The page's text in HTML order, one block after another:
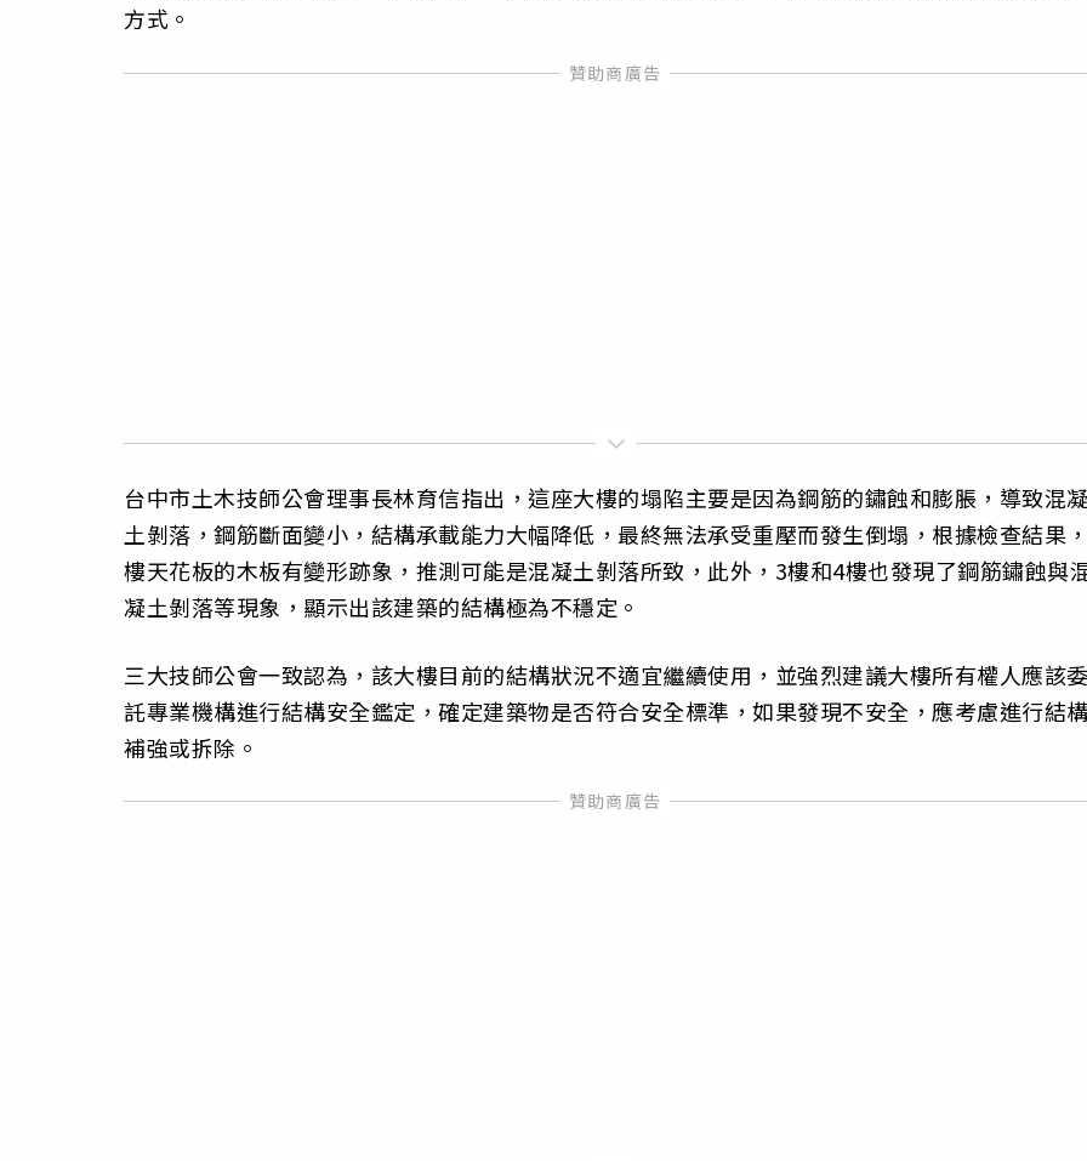
方式。
台中市土木技師公會理事長林育信指出，這座大樓的塌陷主要是因為鋼筋的鏽蝕和膨脹，導致混
土剝落，鋼筋斷面變小，結構承載能力大幅降低，最終無法承受重壓而發生倒塌，根據檢查結果
樓天花板的木板有變形跡象，推測可能是混凝土剝落所致，此外，3樓和4樓也發現了鋼筋鏽蝕與
凝土剝落等現象，顯示出該建築的結構極為不穩定。
三大技師公會一致認為，該大樓目前的結構狀況不適宜繼續使用，並強烈建議大樓所有權人應該
託專業機構進行結構安全鑑定，確定建築物是否符合安全標準，如果發現不安全，應考慮進行結
補強或拆除。